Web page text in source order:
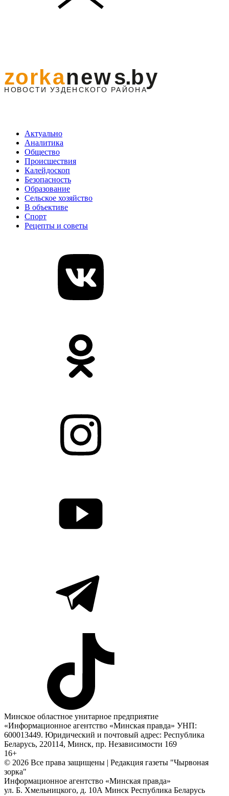
Актуально
Аналитика
Общество
Происшествия
Калейдоскоп
Безопасность
Образование
Сельское хозяйство
В объективе
Спорт
Рецепты и советы
Минское областное унитарное предприятие
«Информационное агентство «Минская правда» УНП:
600013449. Юридический и почтовый адрес: Республика
Беларусь, 220114, Минск, пр. Независимости 169
16+
© 2026 Все права защищены | Редакция газеты "Чырвоная
зорка"
Информационное агентство «Минская правда»
ул. Б. Хмельницкого, д. 10А Минск Республика Беларусь